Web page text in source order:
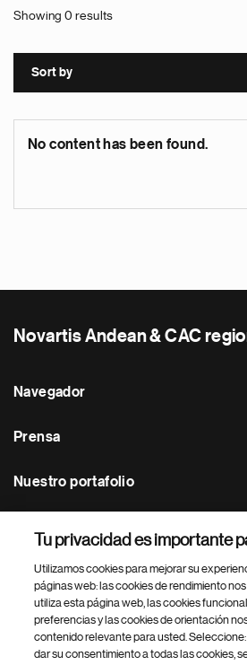
Showing 0 results
Sort by
No content has been found.
Novartis Andean & CAC
Navegador
Prensa
Nuestro portafolio
Footer Site Search
Tu privacidad es importante
Utilizamos cookies para mejorar su
páginas web: las cookies de rendimiento
utiliza esta página web, las cookies
preferencias y las cookies de orientación
contenido relevante para usted.
dar su consentimiento a todas las cookies,